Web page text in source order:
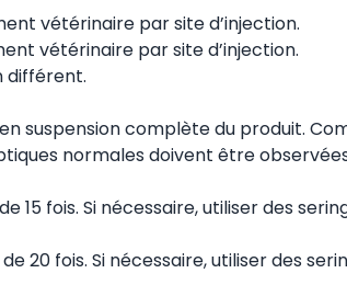
vétérinaire par site d’injection.
vétérinaire par site d’injection.
différent.
suspension complète du produit.
normales doivent être
15 fois. Si nécessaire, utiliser des
20 fois. Si nécessaire, utiliser des